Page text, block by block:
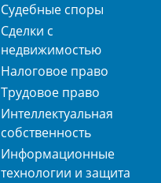
Судебные споры
Сделки с
недвижимостью
Налоговое право
Трудовое право
Интеллектуальная
собственность
Информационные
технологии и защита